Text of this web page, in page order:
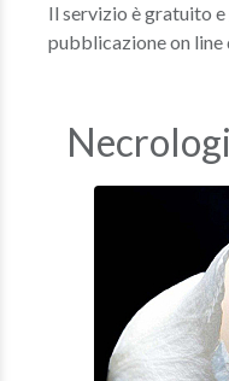
Il servizio è gratuito
pubblicazione on